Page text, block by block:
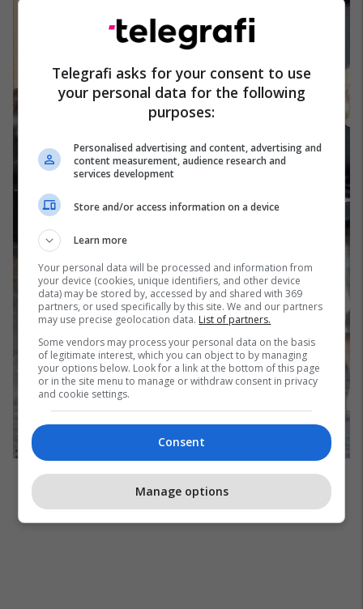
Telegrafi asks for your consent to use
your personal data for the following
purposes:
Personalised advertising and content, advertising and
content measurement, audience research and
services development
Store and/or access information on a device
Learn more
Your personal data will be processed and information from
your device (cookies, unique identifiers, and other device
data) may be stored by, accessed by and shared with 369
partners, or used specifically by this site. We and our partners
may use precise geolocation data. List of partners.
Some vendors may process your personal data on the basis
of legitimate interest, which you can object to by managing
your options below. Look for a link at the bottom of this page
or in the site menu to manage or withdraw consent in privacy
and cookie settings.
Consent
Manage options